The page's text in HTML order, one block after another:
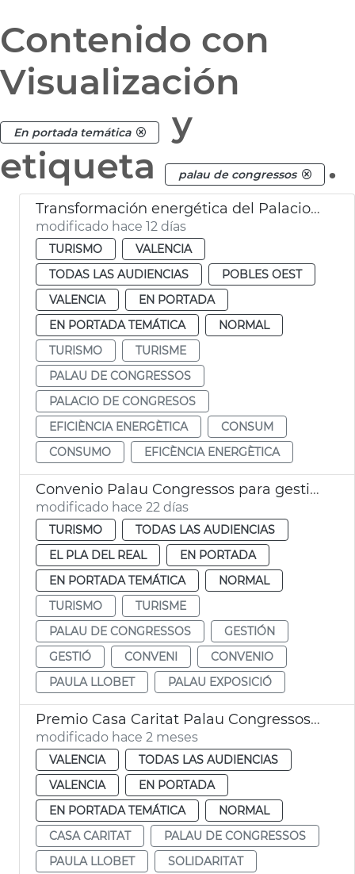
Contenido con
Visualización
En portada temática
y
etiqueta
palau de congressos .
Transformación energética del Palacio de Congresos
modificado hace 12 días
TURISMO
VALENCIA
TODAS LAS AUDIENCIAS
POBLES OEST
VALENCIA
EN PORTADA
EN PORTADA TEMÁTICA
NORMAL
TURISMO
TURISME
PALAU DE CONGRESSOS
PALACIO DE CONGRESOS
EFICIÈNCIA ENERGÈTICA
CONSUM
CONSUMO
EFICÈNCIA ENERGÈTICA
Convenio Palau Congressos para gestión Palau Exposició
modificado hace 22 días
TURISMO
TODAS LAS AUDIENCIAS
EL PLA DEL REAL
EN PORTADA
EN PORTADA TEMÁTICA
NORMAL
TURISMO
TURISME
PALAU DE CONGRESSOS
GESTIÓN
GESTIÓ
CONVENI
CONVENIO
PAULA LLOBET
PALAU EXPOSICIÓ
Premio Casa Caritat Palau Congressos València
modificado hace 2 meses
VALENCIA
TODAS LAS AUDIENCIAS
VALENCIA
EN PORTADA
EN PORTADA TEMÁTICA
NORMAL
CASA CARITAT
PALAU DE CONGRESSOS
PAULA LLOBET
SOLIDARITAT